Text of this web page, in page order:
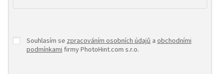
Souhlasím se zpracováním osobních údajů a obchodními
podmínkami firmy PhotoHint.com s.r.o.